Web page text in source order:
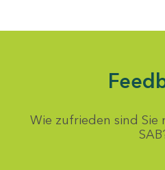
Wie zufrieden sind